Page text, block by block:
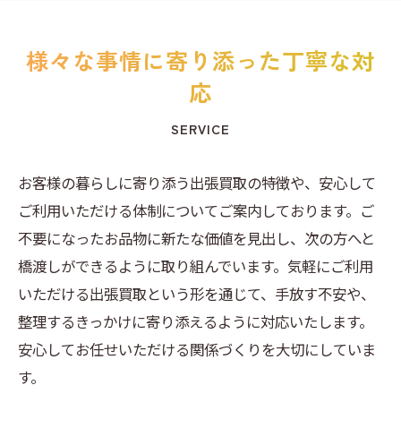
様々な事情に寄り添った丁寧な対
応
SERVICE
お客様の暮らしに寄り添う出張買取の特徴や、安心して
ご利用いただける体制についてご案内しております。ご
不要になったお品物に新たな価値を見出し、次の方へと
橋渡しができるように取り組んでいます。気軽にご利用
いただける出張買取という形を通じて、手放す不安や、
整理するきっかけに寄り添えるように対応いたします。
安心してお任せいただける関係づくりを大切にしていま
す。